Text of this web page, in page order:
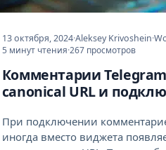
13 октября, 2024·Aleksey Krivoshein·
5 минут чтения·267 просмотров
Комментарии
canonical URL и
При подключении
иногда вместо виджета